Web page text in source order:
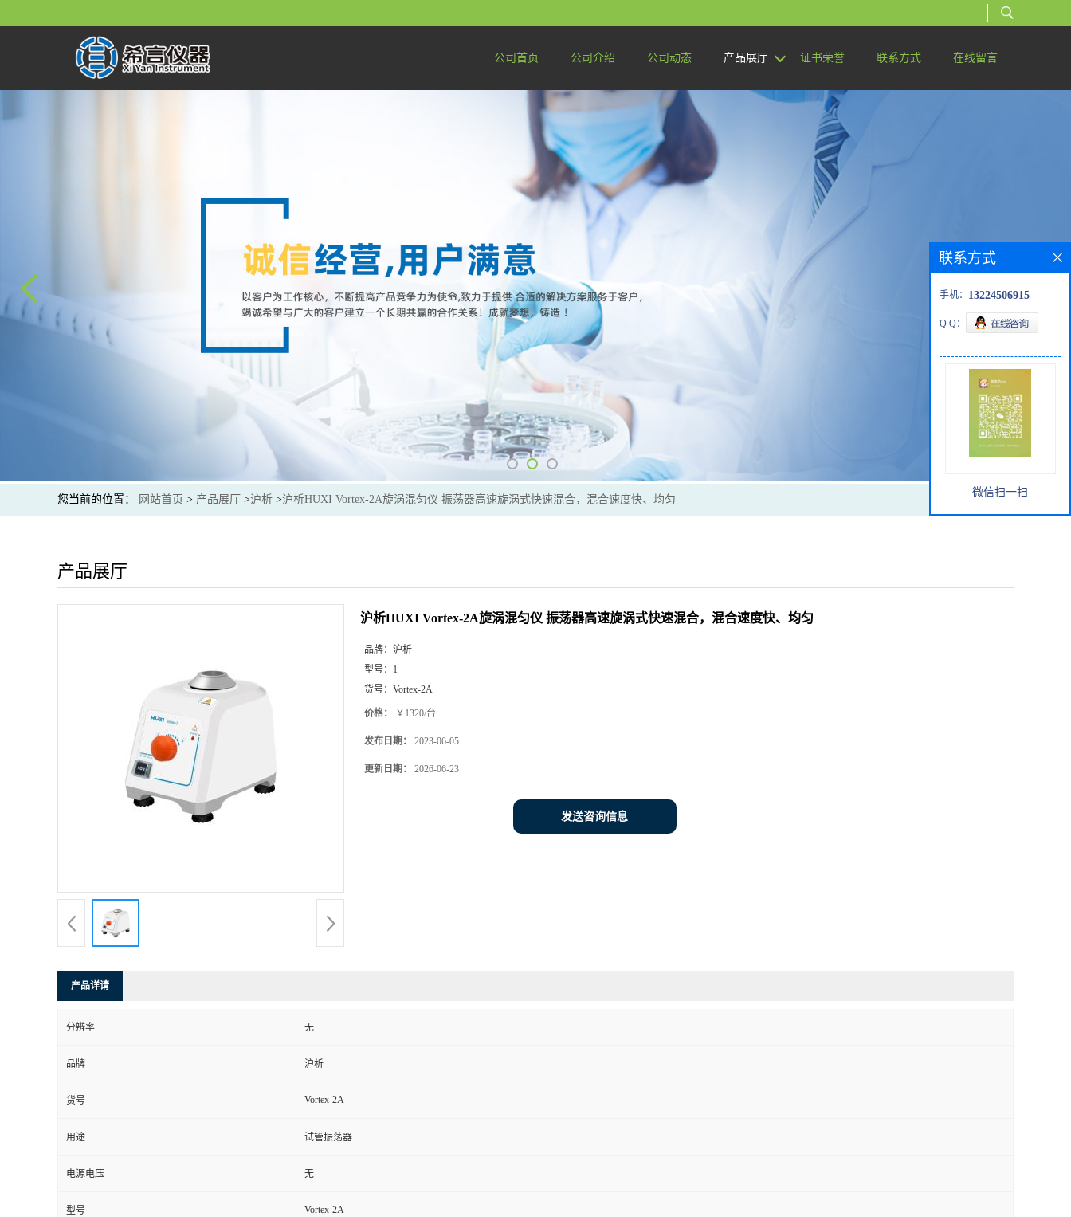
公司首页 公司介绍 公司动态 产品展厅 证书荣誉 联系方式 在线留言
您当前的位置： 网站首页 > 产品展厅 >沪析 >沪析HUXI Vortex-2A旋涡混匀仪 振荡器高速旋涡式快速混合，混合速度快、均匀
产品展厅
沪析HUXI Vortex-2A旋涡混匀仪 振荡器高速旋涡式快速混合，混合速度快、均匀
品牌： 沪析
型号： 1
货号： Vortex-2A
价格： ￥1320/台
发布日期： 2023-06-05
更新日期： 2026-06-23
发送咨询信息
产品详请
分辨率 无
品牌 沪析
货号 Vortex-2A
用途 试管振荡器
电源电压 无
型号 Vortex-2A
联系方式
手机： 13224506915
Q Q：
微信扫一扫